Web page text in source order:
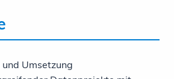
Umsetzung